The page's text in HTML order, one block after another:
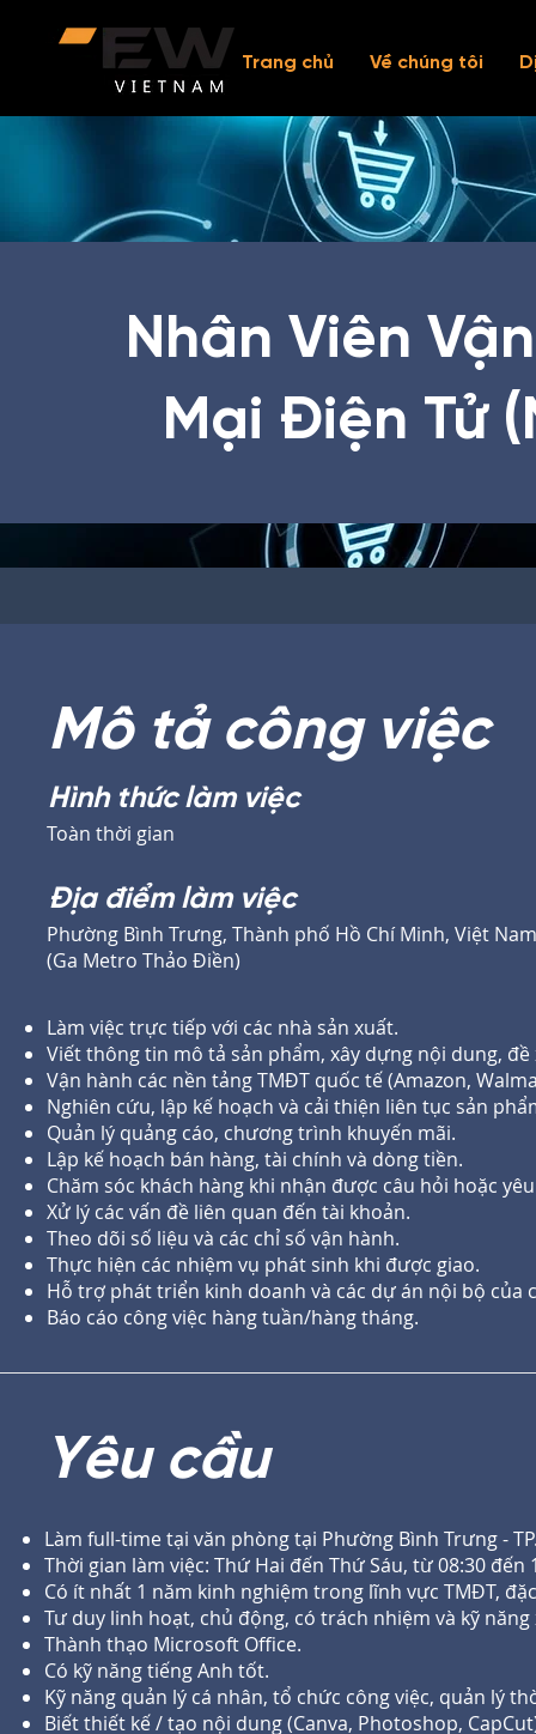
Trang chủ Về chúng tôi
Nhân Viên
Mại Điện Tử
Mô tả công việc
Hình thức làm việc
Toàn thời gian
Địa điểm làm việc
Phường Bình Trưng, Thành phố Hồ Chí Minh, Việt Nam
(Ga Metro Thảo Điền)
Làm việc trực tiếp với các nhà sản xuất.
Viết thông tin mô tả sản phẩm, xây dựng nội dung,
Vận hành các nền tảng TMĐT quốc tế (Amazon,
Nghiên cứu, lập kế hoạch và cải thiện liên tục sản
Quản lý quảng cáo, chương trình khuyến mãi.
Lập kế hoạch bán hàng, tài chính và dòng tiền.
Chăm sóc khách hàng khi nhận được câu hỏi hoặc
Xử lý các vấn đề liên quan đến tài khoản.
Theo dõi số liệu và các chỉ số vận hành.
Thực hiện các nhiệm vụ phát sinh khi được giao.
Hỗ trợ phát triển kinh doanh và các dự án nội bộ của
Báo cáo công việc hàng tuần/hàng tháng.
Yêu cầu
Làm full-time tại văn phòng tại Phường Bình Trưng -
Thời gian làm việc: Thứ Hai đến Thứ Sáu, từ 08:30 đến
Có ít nhất 1 năm kinh nghiệm trong lĩnh vực TMĐT,
Tư duy linh hoạt, chủ động, có trách nhiệm và kỹ
Thành thạo Microsoft Office.
Có kỹ năng tiếng Anh tốt.
Kỹ năng quản lý cá nhân, tổ chức công việc, quản lý
Biết thiết kế / tạo nội dung (Canva, Photoshop,